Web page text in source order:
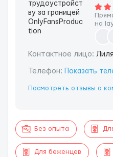
на
Контактное лицо: Лиля
Телефон: Показать
Посмотреть отзывы о
Без опыта
Для беженцев